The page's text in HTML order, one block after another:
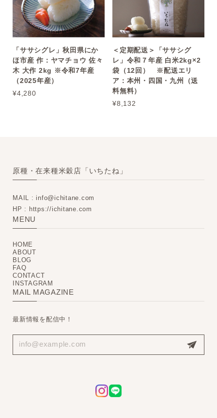
「ササシグレ」秋田県にか
ほ市産 作：ヤマチョウ 佐々
木 大作 2kg ※令和7年産
（2025年産）
¥4,280
＜定期配送＞「ササシグ
レ」令和７年産 白米2kg×2
袋（12回） ※配送エリ
ア：本州・四国・九州（送
料無料）
¥8,132
原種・在来種米穀店「いちたね」
MAIL : info@ichitane.com
HP : https://ichitane.com
MENU
HOME
ABOUT
BLOG
FAQ
CONTACT
INSTAGRAM
MAIL MAGAZINE
最新情報を配信中！